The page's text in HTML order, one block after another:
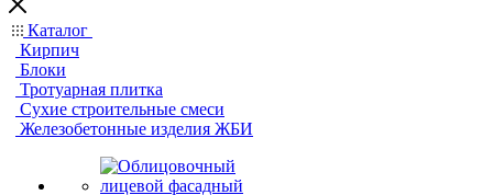
Каталог
Кирпич
Блоки
Тротуарная плитка
Сухие строительные смеси
Железобетонные изделия ЖБИ